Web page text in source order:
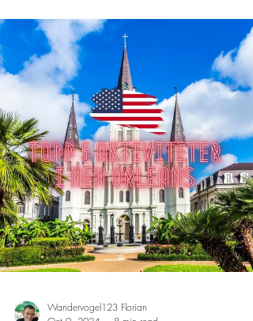
Wandervogel123 Florian